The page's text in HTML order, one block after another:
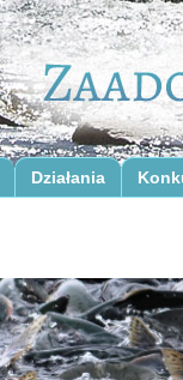
Działania